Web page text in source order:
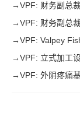
→VPF: 财务副总
→VPF: 财务副总
→VPF: Valpey
→VPF: 立式加工
→VPF: 外阴疼痛